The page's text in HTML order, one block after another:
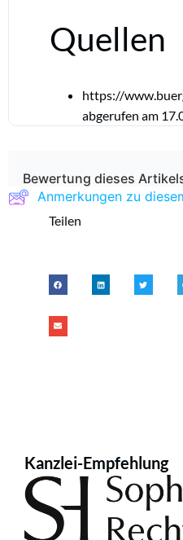
Quellen
https://
abgerufen am
Bewertung dieses
Anmerkungen zu
Teilen
Kanzlei-Empfehlung